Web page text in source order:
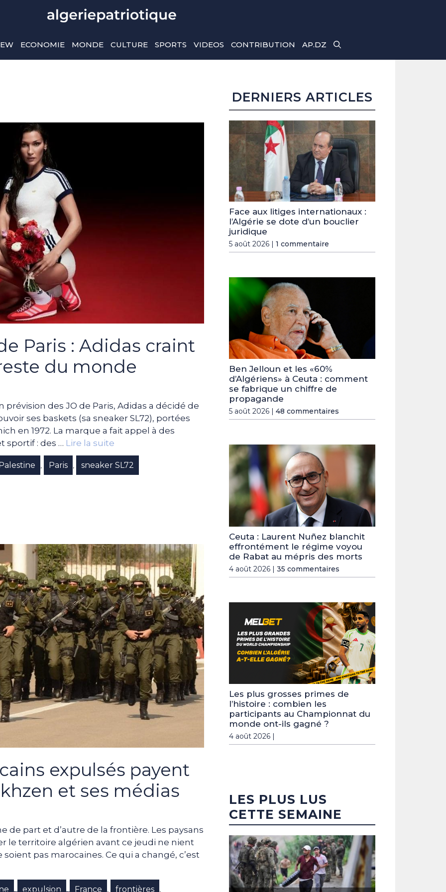
ECONOMIE MONDE CULTURE SPORTS VIDEOS CONTRIBUTION AP.DZ
Paris : Adidas craint
du monde
prévision des JO de Paris, Adidas a décidé de
ses baskets (sa sneaker SL72), portées
en 1972. La marque a fait appel à des
sportif : des … Lire la suite
, Paris , sneaker SL72
expulsés payent
et ses médias
de part et d’autre de la frontière. Les paysans
le territoire algérien avant ce jeudi ne nient
pas marocaines. Ce qui a changé, c’est
, expulsion , France , frontières ,
DERNIERS ARTICLES
Face aux litiges internationaux :
l’Algérie se dote d’un bouclier
juridique
5 août 2026 | 1 commentaire
Ben Jelloun et les «60%
d’Algériens» à Ceuta : comment
se fabrique un chiffre de
propagande
5 août 2026 | 48 commentaires
Ceuta : Laurent Nuñez blanchit
effrontément le régime voyou
de Rabat au mépris des morts
4 août 2026 | 35 commentaires
Les plus grosses primes de
l’histoire : combien les
participants au Championnat du
monde ont-ils gagné ?
4 août 2026 |
LES PLUS LUS
CETTE SEMAINE